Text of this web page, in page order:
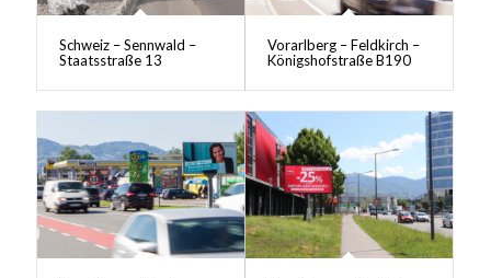
Schweiz – Sennwald –
Staatsstraße 13
Vorarlberg – Feldkirch –
Königshofstraße B190